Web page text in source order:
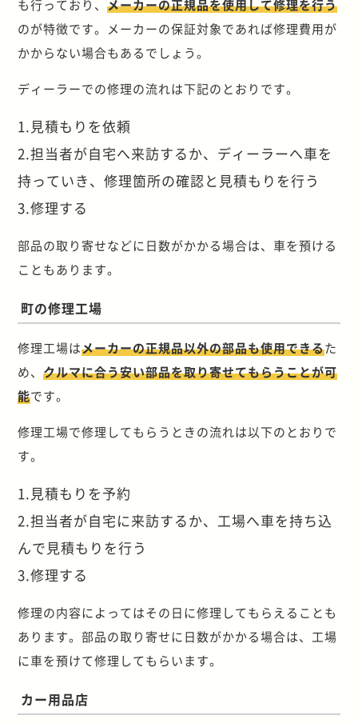
も行っており、メーカーの正規品を使用して修理を行う
のが特徴です。 メーカーの保証対象であれば修理費用が
かからない場合もあるでしょう。
ディーラーでの修理の流れは下記のとおりです。
1.見積もりを依頼
2.担当者が自宅へ来訪するか、ディーラーへ車を
持っていき、修理箇所の確認と見積もりを行う
3.修理する
部品の取り寄せなどに日数がかかる場合は、車を預ける
こともあります。
町の修理工場
修理工場はメーカーの正規品以外の部品も使用できるた
め、クルマに合う安い部品を取り寄せてもらうことが可
能です。
修理工場で修理してもらうときの流れは以下のとおりで
す。
1.見積もりを予約
2.担当者が自宅に来訪するか、工場へ車を持ち込
んで見積もりを行う
3.修理する
修理の内容によってはその日に修理してもらえることも
あります。部品の取り寄せに日数がかかる場合は、工場
に車を預けて修理してもらいます。
カー用品店